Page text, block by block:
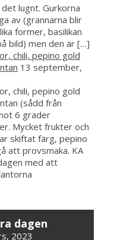
lugnt. Gurkorna
av (grannarna blir
former, basilikan
bild) men den är […]
chili, pepino gold
13 september,
chili, pepino gold
(sådd från
6 grader
Mycket frukter och
skiftat färg, pepino
att provsmaka. KA
med att
dagen
2023